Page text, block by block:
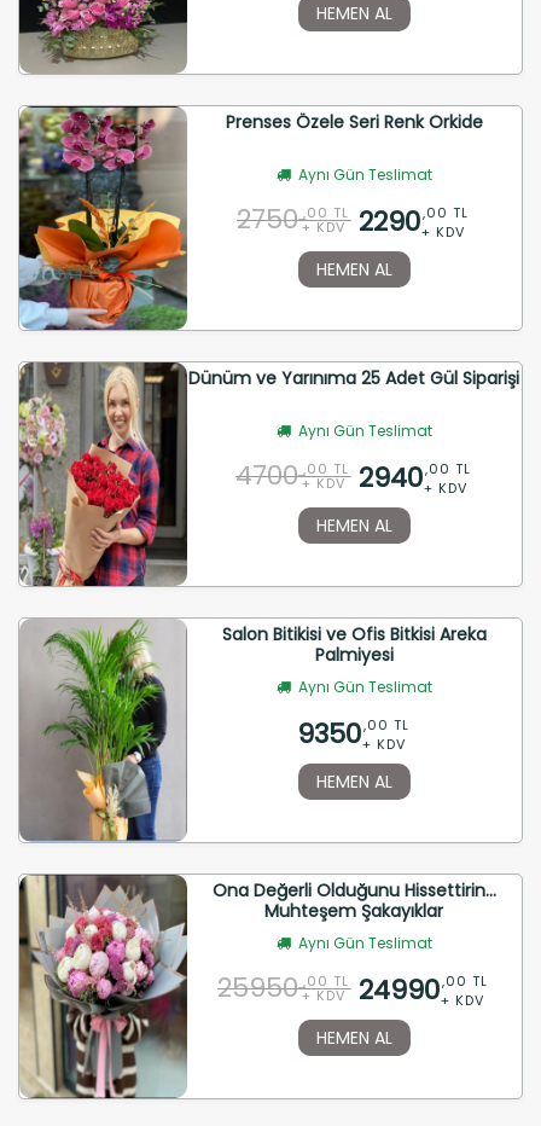
HEMEN AL
Prenses Özele Seri Renk Orkide
Aynı Gün Teslimat
2750 ,00 TL
+ KDV 2290,00 TL
+ KDV
HEMEN AL
Dünüm ve Yarınıma 25 Adet Gül Siparişi
Aynı Gün Teslimat
4700 ,00 TL
+ KDV 2940,00 TL
+ KDV
HEMEN AL
Salon Bitikisi ve Ofis Bitkisi Areka
Palmiyesi
Aynı Gün Teslimat
9350,00 TL
+ KDV
HEMEN AL
Ona Değerli Olduğunu Hissettirin...
Muhteşem Şakayıklar
Aynı Gün Teslimat
25950 ,00 TL
+ KDV 24990,00 TL
+ KDV
HEMEN AL